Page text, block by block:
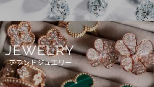
JEWELRY
ブランドジュエリー